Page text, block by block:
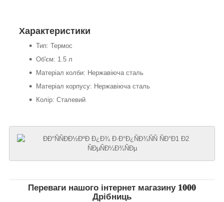
Характеристики
Тип: Термос
Об'єм: 1.5 л
Матеріал колби: Нержавіюча сталь
Матеріал корпусу: Нержавіюча сталь
Колір: Сталевий
Переваги нашого інтернет магазину 𝟏𝟎𝟎𝟎
Дрібниць